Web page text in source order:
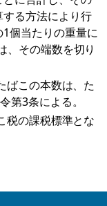
る方法により行
個当たりの重量に
、その端数を切り
この本数は、た
第3条による。
の課税標準とな